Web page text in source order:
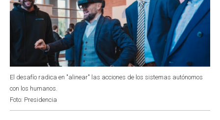
El desafío radica en "alinear" las acciones de los sistemas autónomos
con los humanos.
Foto: Presidencia